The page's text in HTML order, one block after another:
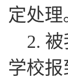
定处理
2. 被
学校